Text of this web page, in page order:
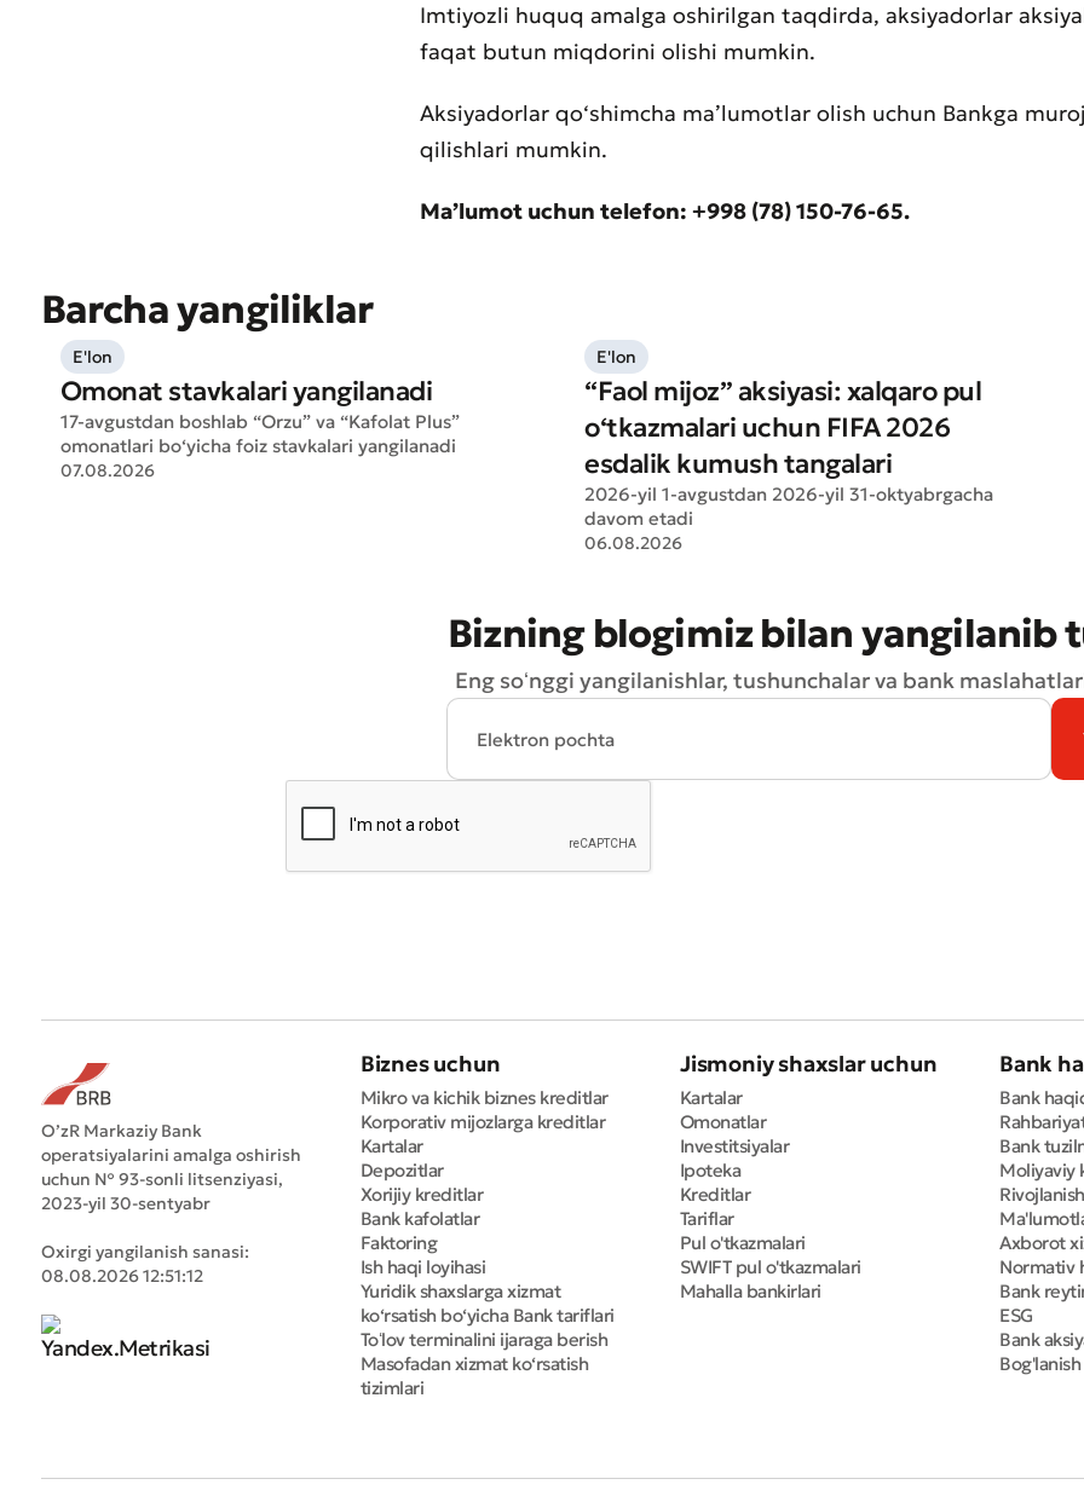
Yuborish
* Barcha maydonlar to'ldirilishi shart
Imtiyozli huquq amalga oshirilgan taqdirda, aksiyadorlar
faqat butun miqdorini olishi mumkin.
Aksiyadorlar qo‘shimcha ma’lumotlar olish uchun Bankga
qilishlari mumkin.
Ma’lumot uchun telefon: +998 (78) 150-76-65.
Barcha yangiliklar
E'lon
Omonat stavkalari yangilanadi
17-avgustdan boshlab “Orzu” va “Kafolat Plus”
omonatlari bo‘yicha foiz stavkalari yangilanadi
07.08.2026
E'lon
“Faol mijoz” aksiyasi: xalqaro pul
o‘tkazmalari uchun FIFA 2026
esdalik kumush tangalari
2026-yil 1-avgustdan 2026-yil 31-oktyabrgacha
davom etadi
06.08.2026
Bizning blogimiz bilan yangilanib
Eng soʻnggi yangilanishlar, tushunchalar va bank
O’zR Markaziy Bank
operatsiyalarini amalga oshirish
uchun № 93-sonli litsenziyasi,
2023-yil 30-sentyabr
Oxirgi yangilanish sanasi:
08.08.2026 12:51:12
Biznes uchun
Mikro va kichik biznes kreditlar
Korporativ mijozlarga kreditlar
Kartalar
Depozitlar
Xorijiy kreditlar
Bank kafolatlar
Faktoring
Ish haqi loyihasi
Yuridik shaxslarga xizmat
ko‘rsatish bo‘yicha Bank tariflari
Toʻlov terminalini ijaraga berish
Masofadan xizmat ko‘rsatish
tizimlari
Jismoniy shaxslar uchun
Kartalar
Omonatlar
Investitsiyalar
Ipoteka
Kreditlar
Tariflar
Pul o'tkazmalari
SWIFT pul o'tkazmalari
Mahalla bankirlari
Bank
Bank
Bank
Moliyaviy
Axborot
Normativ
Bank
ESG
Bank
Bog'lanish